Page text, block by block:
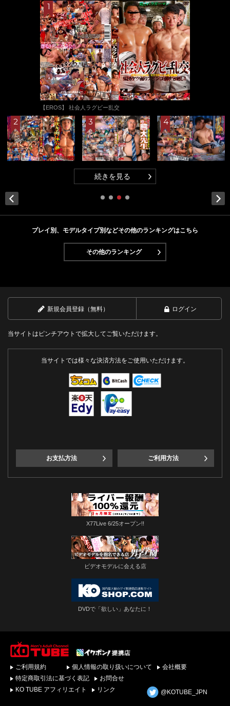
【EROS】 社会人ラグビー乱交
続きを見る
プレイ別、モデルタイプ別などその他のランキングはこちら
その他のランキング
新規会員登録（無料） ログイン
当サイトはピンチアウトで拡大してご覧いただけます。
当サイトでは様々な決済方法をご使用いただけます。
お支払方法 ご利用方法
X77Live 6/25オープン!!
ビデオモデルに会える店
DVDで「欲しい」あなたに！
単ダウンロード！ゲイ
動画配信サイトKO
TUBEトップページへ
ご利用規約 個人情報の取り扱いについて
会社概要
特定商取引法に基づく表記
お問合せ
KO TUBE アフィリエイト
リンク @KOTUBE_JPN